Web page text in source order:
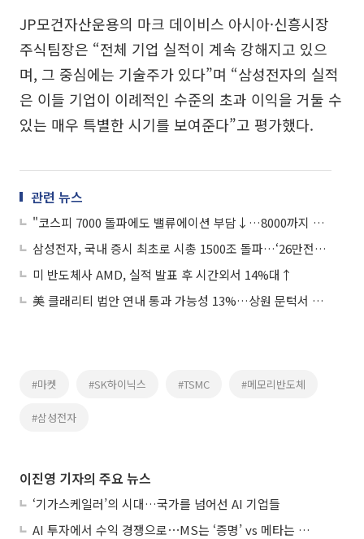
JP모건자산운용의 마크 데이비스 아시아·신흥시장
주식팀장은 “전체 기업 실적이 계속 강해지고 있으
며, 그 중심에는 기술주가 있다”며 “삼성전자의 실적
은 이들 기업이 이례적인 수준의 초과 이익을 거둘 수
있는 매우 특별한 시기를 보여준다”고 평가했다.
관련 뉴스
"코스피 7000 돌파에도 밸류에이션 부담↓…8000까지 상승 여력 충분"
삼성전자, 국내 증시 최초로 시총 1500조 돌파…‘26만전자’ 시대 도래
미 반도체사 AMD, 실적 발표 후 시간외서 14%대↑
美 클래리티 법안 연내 통과 가능성 13%…상원 문턱서 제동
#마켓 #SK하이닉스 #TSMC #메모리반도체
#삼성전자
이진영 기자의 주요 뉴스
‘기가스케일러’의 시대…국가를 넘어선 AI 기업들
AI 투자에서 수익 경쟁으로⋯MS는 ‘증명’ vs 메타는 ‘숙제’